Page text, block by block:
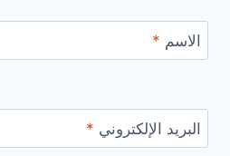
الاسم *
البريد الإلكتروني *